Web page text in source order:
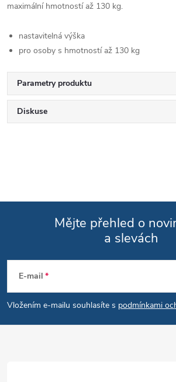
maximální hmotností až 130 kg.
nastavitelná výška
pro osoby s hmotností až 130 kg
Parametry produktu
Diskuse
Mějte přehled o
a slevách
E-mail
Vložením e-mailu souhlasíte s podmínkami